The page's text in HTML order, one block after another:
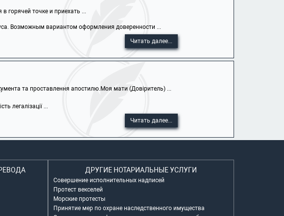
горячей точке и приехать ...
Возможным вариантом оформления доверенности ...
Читать далее...
та проставлення апостилю.Моя мати (Довіритель) ...
легалізації ...
Читать далее...
ДРУГИЕ НОТАРИАЛЬНЫЕ УСЛУГИ
Совершение исполнительных надписей
Протест векселей
Морские протесты
Принятие мер по охране наследственного имущества